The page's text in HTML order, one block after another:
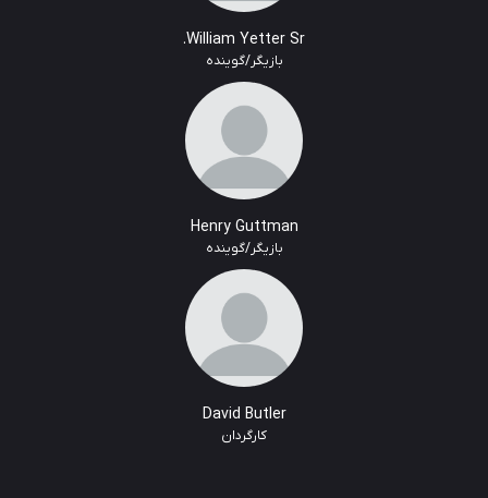
William Yetter Sr.
بازیگر/گوینده
Henry Guttman
بازیگر/گوینده
David Butler
کارگردان